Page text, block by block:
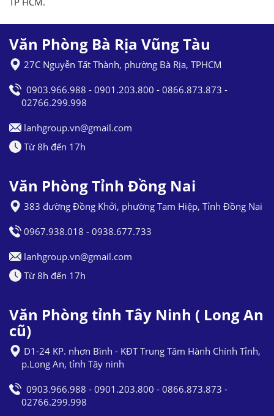
Văn Phòng Bà Rịa Vũng Tàu
27C Nguyễn Tất Thành, phường Bà Rịa, TPHCM
0903.966.988 - 0901.203.800 - 0866.873.873 -
02766.299.998
lanhgroup.vn@gmail.com
Từ 8h đến 17h
Văn Phòng Tỉnh Đồng Nai
383 đường Đồng Khởi, phường Tam Hiệp, Tỉnh Đồng Nai
0967.938.018 - 0938.677.733
lanhgroup.vn@gmail.com
Từ 8h đến 17h
Văn Phòng tỉnh Tây Ninh ( Long An
cũ)
D1-24 KP. nhơn Bình - KĐT Trung Tâm Hành Chính Tỉnh,
p.Long An, tỉnh Tây ninh
0903.966.988 - 0901.203.800 - 0866.873.873 -
02766.299.998